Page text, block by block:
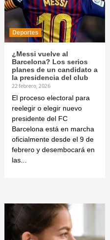
Deportes
¿Messi vuelve al
Barcelona? Los serios
planes de un candidato a
la presidencia del club
22 febrero, 2026
El proceso electoral para
reelegir o elegir nuevo
presidente del FC
Barcelona está en marcha
oficialmente desde el 9 de
febrero y desembocará en
las...